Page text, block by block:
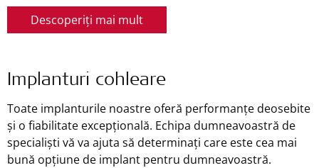
Descoperiți mai mult
Implanturi cohleare
Toate implanturile noastre oferă performanțe deosebite
și o fiabilitate excepțională. Echipa dumneavoastră de
specialiști vă va ajuta să determinați care este cea mai
bună opțiune de implant pentru dumneavoastră.